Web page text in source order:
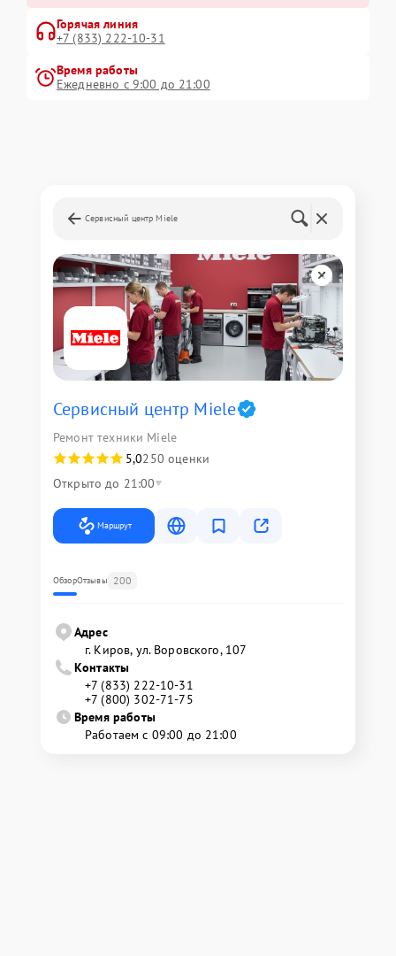
Горячая линия
+7 (833) 222-10-31
Время работы
Ежедневно с 9:00 до 21:00
Сервисный центр Miele
Сервисный центр Miele
Ремонт техники Miele
5,0250 оценки
Открыто до 21:00
Маршрут
ОбзорОтзывы 200
Адрес
г. Киров, ул. Воровского, 107
Контакты
+7 (833) 222-10-31
+7 (800) 302-71-75
Время работы
Работаем с 09:00 до 21:00